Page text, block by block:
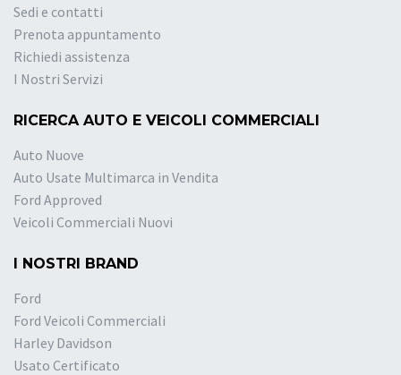
Sedi e contatti
Prenota appuntamento
Richiedi assistenza
I Nostri Servizi
RICERCA AUTO E VEICOLI COMMERCIALI
Auto Nuove
Auto Usate Multimarca in Vendita
Ford Approved
Veicoli Commerciali Nuovi
I NOSTRI BRAND
Ford
Ford Veicoli Commerciali
Harley Davidson
Usato Certificato